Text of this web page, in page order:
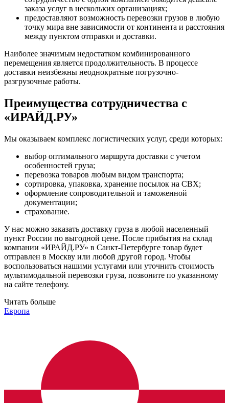
заказа услуг в нескольких организациях;
предоставляют возможность перевозки грузов в любую
точку мира вне зависимости от континента и расстояния
между пунктом отправки и доставки.
Наиболее значимым недостатком комбинированного
перемещения является продолжительность. В процессе
доставки неизбежны неоднократные погрузочно-
разгрузочные работы.
Преимущества сотрудничества с
«ИРАЙД.РУ»
Мы оказываем комплекс логистических услуг, среди которых:
выбор оптимального маршрута доставки с учетом
особенностей груза;
перевозка товаров любым видом транспорта;
сортировка, упаковка, хранение посылок на СВХ;
оформление сопроводительной и таможенной
документации;
страхование.
У нас можно заказать доставку груза в любой населенный
пункт России по выгодной цене. После прибытия на склад
компании «ИРАЙД.РУ» в Санкт-Петербурге товар будет
отправлен в Москву или любой другой город. Чтобы
воспользоваться нашими услугами или уточнить стоимость
мультимодальной перевозки груза, позвоните по указанному
на сайте телефону.
Читать больше
Европа